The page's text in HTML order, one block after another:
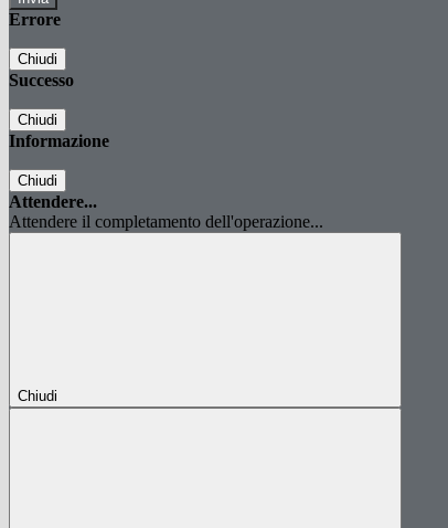
Errore
Chiudi
Successo
Chiudi
Informazione
Chiudi
Attendere...
Attendere il completamento dell'operazione...
Chiudi